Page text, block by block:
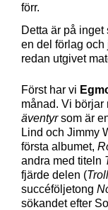
förr.
Detta är på
en del förlag och
redan utgivet
Först har vi
månad. Vi börjar
äventyrsom är
Lind och Jimmy
första albumet,
andra med titeln
fjärde delen (
succéföljetong
sökandet efter